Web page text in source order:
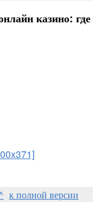
казино: где
к полной версии